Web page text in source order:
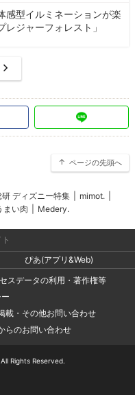
感型イルミネーションが楽
レジャーフォレスト」
ページの先頭へ
研 ディズニー特集 mimot.
まい肉 Medery.
ぴあ(アプリ&Web)
スデータの利用・著作権等
載・その他お問い合わせ
らのお問い合わせ
Rights Reserved.